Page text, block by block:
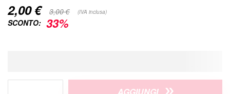
Special
Price
2,00 € 3,00 € (IVA inclusa)
SCONTO: 33%
AGGIUNGI